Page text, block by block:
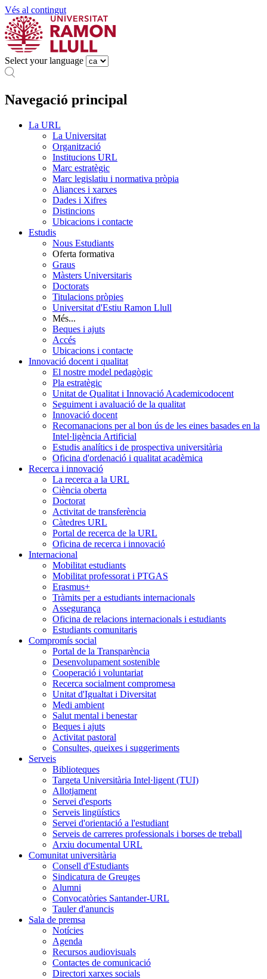
Vés al contingut
Select your language
Navegació principal
La URL
La Universitat
Organització
Institucions URL
Marc estratègic
Marc legislatiu i normativa pròpia
Aliances i xarxes
Dades i Xifres
Distincions
Ubicacions i contacte
Estudis
Nous Estudiants
Oferta formativa
Graus
Màsters Universitaris
Doctorats
Titulacions pròpies
Universitat d'Estiu Ramon Llull
Més...
Beques i ajuts
Accés
Ubicacions i contacte
Innovació docent i qualitat
El nostre model pedagògic
Pla estratègic
Unitat de Qualitat i Innovació Academicodocent
Seguiment i avaluació de la qualitat
Innovació docent
Recomanacions per al bon ús de les eines basades en la
Intel·ligència Artificial
Estudis analítics i de prospectiva universitària
Oficina d'ordenació i qualitat acadèmica
Recerca i innovació
La recerca a la URL
Ciència oberta
Doctorat
Activitat de transferència
Càtedres URL
Portal de recerca de la URL
Oficina de recerca i innovació
Internacional
Mobilitat estudiants
Mobilitat professorat i PTGAS
Erasmus+
Tràmits per a estudiants internacionals
Assegurança
Oficina de relacions internacionals i estudiants
Estudiants comunitaris
Compromís social
Portal de la Transparència
Desenvolupament sostenible
Cooperació i voluntariat
Recerca socialment compromesa
Unitat d'Igualtat i Diversitat
Medi ambient
Salut mental i benestar
Beques i ajuts
Activitat pastoral
Consultes, queixes i suggeriments
Serveis
Biblioteques
Targeta Universitària Intel·ligent (TUI)
Allotjament
Servei d'esports
Serveis lingüístics
Servei d'orientació a l'estudiant
Serveis de carreres professionals i borses de treball
Arxiu documental URL
Comunitat universitària
Consell d'Estudiants
Sindicatura de Greuges
Alumni
Convocatòries Santander-URL
Tauler d'anuncis
Sala de premsa
Notícies
Agenda
Recursos audiovisuals
Contactes de comunicació
Directori xarxes socials